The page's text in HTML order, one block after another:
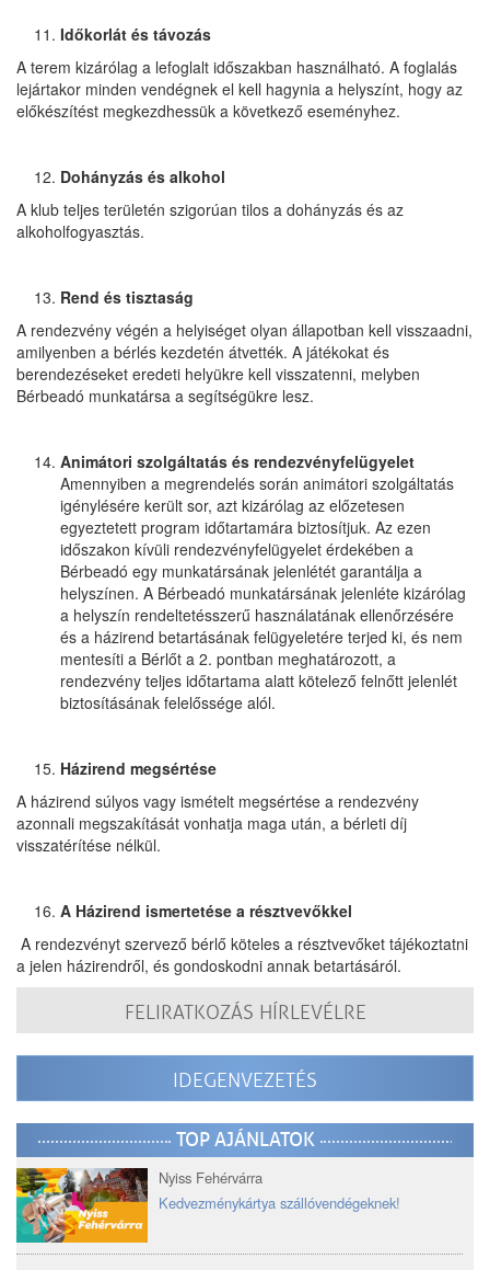
Időkorlát és távozás
A terem kizárólag a lefoglalt időszakban használható. A foglalás
lejártakor minden vendégnek el kell hagynia a helyszínt, hogy az
előkészítést megkezdhessük a következő eseményhez.
Dohányzás és alkohol
A klub teljes területén szigorúan tilos a dohányzás és az
alkoholfogyasztás.
Rend és tisztaság
A rendezvény végén a helyiséget olyan állapotban kell visszaadni,
amilyenben a bérlés kezdetén átvették. A játékokat és
berendezéseket eredeti helyükre kell visszatenni, melyben
Bérbeadó munkatársa a segítségükre lesz.
Animátori szolgáltatás és rendezvényfelügyelet
Amennyiben a megrendelés során animátori szolgáltatás
igénylésére került sor, azt kizárólag az előzetesen
egyeztetett program időtartamára biztosítjuk. Az ezen
időszakon kívüli rendezvényfelügyelet érdekében a
Bérbeadó egy munkatársának jelenlétét garantálja a
helyszínen. A Bérbeadó munkatársának jelenléte kizárólag
a helyszín rendeltetésszerű használatának ellenőrzésére
és a házirend betartásának felügyeletére terjed ki, és nem
mentesíti a Bérlőt a 2. pontban meghatározott, a
rendezvény teljes időtartama alatt kötelező felnőtt jelenlét
biztosításának felelőssége alól.
Házirend megsértése
A házirend súlyos vagy ismételt megsértése a rendezvény
azonnali megszakítását vonhatja maga után, a bérleti díj
visszatérítése nélkül.
A Házirend ismertetése a résztvevőkkel
A rendezvényt szervező bérlő köteles a résztvevőket tájékoztatni
a jelen házirendről, és gondoskodni annak betartásáról.
FELIRATKOZÁS HÍRLEVÉLRE
IDEGENVEZETÉS
TOP AJÁNLATOK
Nyiss Fehérvárra
Kedvezménykártya szállóvendégeknek!